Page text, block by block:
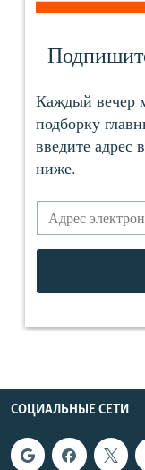
СОЦИАЛЬНЫЕ СЕТИ